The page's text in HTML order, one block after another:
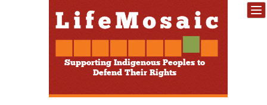
Supporting Indigenous Peoples to
Defend Their Rights